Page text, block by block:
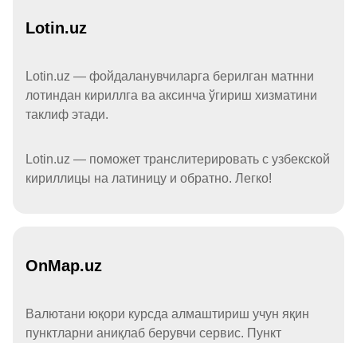
Lotin.uz
Lotin.uz — фойдаланувчиларга берилган матнни
лотиндан кириллга ва аксинча ўгириш хизматини
таклиф этади.
Lotin.uz — поможет транслитерировать с узбекской
кириллицы на латиницу и обратно. Легко!
OnMap.uz
Валютани юқори курсда алмаштириш учун яқин
пунктларни аниқлаб берувчи сервис. Пункт